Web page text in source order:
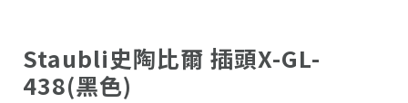
Staubli史陶比爾 插頭X-GL-
438(黑色)